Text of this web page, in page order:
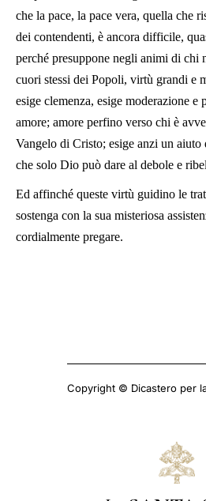
che la pace, la pace vera, quella che
dei contendenti, è ancora difficile,
perché presuppone negli animi di chi
cuori stessi dei Popoli, virtù grandi e
esige clemenza, esige moderazione e
amore; amore perfino verso chi è
Vangelo di Cristo; esige anzi un
che solo Dio può dare al debole e
Ed affinché queste virtù guidino le
sostenga con la sua misteriosa
cordialmente pregare.
Copyright © Dicastero per